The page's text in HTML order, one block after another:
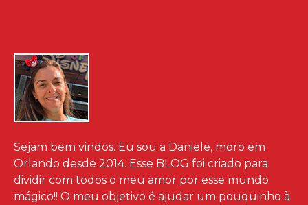
Sejam bem vindos. Eu sou a Daniele, moro em
Orlando desde 2014. Esse BLOG foi criado para
dividir com todos o meu amor por esse mundo
mágico!! O meu objetivo é ajudar um pouquinho à